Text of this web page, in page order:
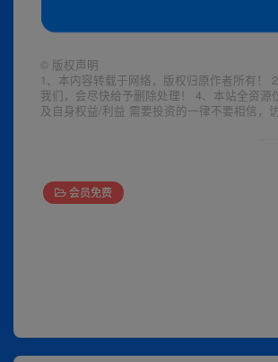
© 版权声明
1、本内容转载于网络，版权归原作者所有！
我们，会尽快给予删除处理！ 4、本站全资
及自身权益/利益 需要投资的一律不要相信，
会员免费